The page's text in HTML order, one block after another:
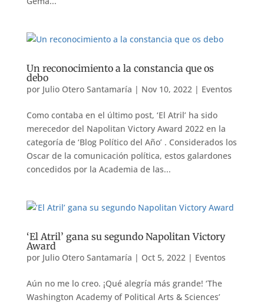
Un reconocimiento a la constancia que os
debo
por Julio Otero Santamaría | Nov 10, 2022| Eventos
Como contaba en el último post, ‘El Atril’ ha sido
merecedor del Napolitan Victory Award 2022 en la
categoría de ‘Blog Político del Año’ . Considerados los
Oscar de la comunicación política, estos galardones
concedidos por la Academia de las...
‘El Atril’ gana su segundo Napolitan Victory
Award
por Julio Otero Santamaría | Oct 5, 2022| Eventos
Aún no me lo creo. ¡Qué alegría más grande! ‘The
Washington Academy of Political Arts & Sciences’